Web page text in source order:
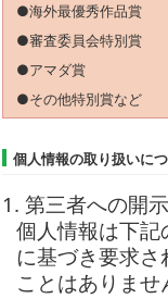
●海外最優秀作品賞
●審査委員会特別賞
●アマダ賞
●その他特別賞など
個人情報の取り扱いに
1. 第三者への開
個人情報は下
に基づき要求
ことはありませ